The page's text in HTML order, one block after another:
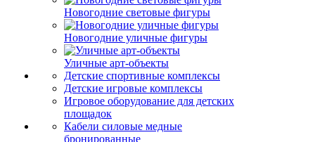
Новогодние световые фигуры
Новогодние уличные фигуры
Уличные арт-объекты
Детские спортивные комплексы
Детские игровые комплексы
Игровое оборудование для детских
площадок
Кабели силовые медные
бронированные